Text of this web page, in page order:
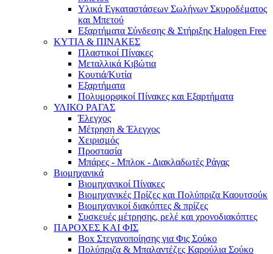
Υλικά Εγκαταστάσεων Σωλήνων Σκυροδέματος
και Μπετού
Εξαρτήματα Σύνδεσης & Στήριξης Halogen Free
ΚΥΤΙΑ & ΠΙΝΑΚΕΣ
Πλαστικοί Πίνακες
Μεταλλικά Κιβώτια
Κουτιά/Κυτία
Εξαρτήματα
Πολυμορφικοί Πίνακες και Εξαρτήματα
ΥΛΙΚΟ ΡΑΓΑΣ
Έλεγχος
Μέτρηση & Έλεγχος
Χειρισμός
Προστασία
Μπάρες - Μπλοκ - Διακλαδωτές Ράγας
Βιομηχανικά
Βιομηχανικοί Πίνακες
Βιομηχανικές Πρίζες και Πολύπριζα Καουτσούκ
Βιομηχανικοί διακόπτες & πρίζες
Συσκευές μέτρησης, ρελέ και χρονοδιακόπτες
ΠΑΡΟΧΕΣ ΚΑΙ ΦΙΣ
Box Στεγανοποίησης για Φις Σούκο
Πολύπριζα & Μπαλαντέζες Καρούλια Σούκο